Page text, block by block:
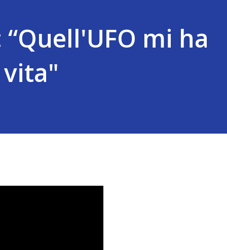
“Quell'UFO mi ha